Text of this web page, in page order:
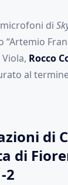
di
Rocco
al
di
di
2